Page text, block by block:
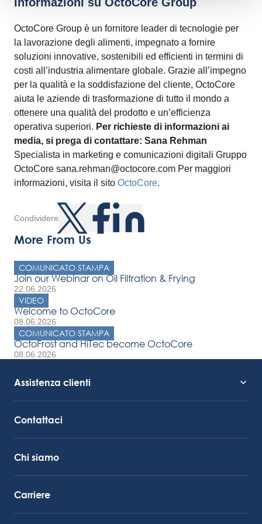
Condividere
OctoCore Group è un fornitore leader di tecnologie per
la lavorazione degli alimenti, impegnato a fornire
soluzioni innovative, sostenibili ed efficienti in termini di
costi all’industria alimentare globale. Grazie all’impegno
per la qualità e la soddisfazione del cliente, OctoCore
aiuta le aziende di trasformazione di tutto il mondo a
ottenere una qualità del prodotto e un’efficienza
operativa superiori. Per richieste di informazioni ai
media, si prega di contattare: Sana Rehman
Specialista in marketing e comunicazioni digitali Gruppo
OctoCore sana.rehman@octocore.com Per maggiori
informazioni, visita il sito OctoCore.
More From Us
COMUNICATO STAMPA
Join our Webinar on Oil Filtration & Frying
22.06.2026
VIDEO
Welcome to OctoCore
08.06.2026
COMUNICATO STAMPA
OctoFrost and HiTec become OctoCore
08.06.2026
Assistenza clienti
Contattaci
Chi siamo
Carriere